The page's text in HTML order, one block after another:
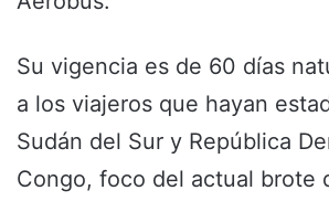
Su vigencia es de 60 días
a los viajeros que hayan
Sudán del Sur y República
Congo, foco del actual brote